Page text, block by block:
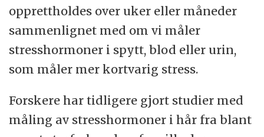
opprettholdes over uker eller måneder
sammenlignet med om vi måler
stresshormoner i spytt, blod eller urin,
som måler mer kortvarig stress.
Forskere har tidligere gjort studier med
måling av stresshormoner i hår fra blant